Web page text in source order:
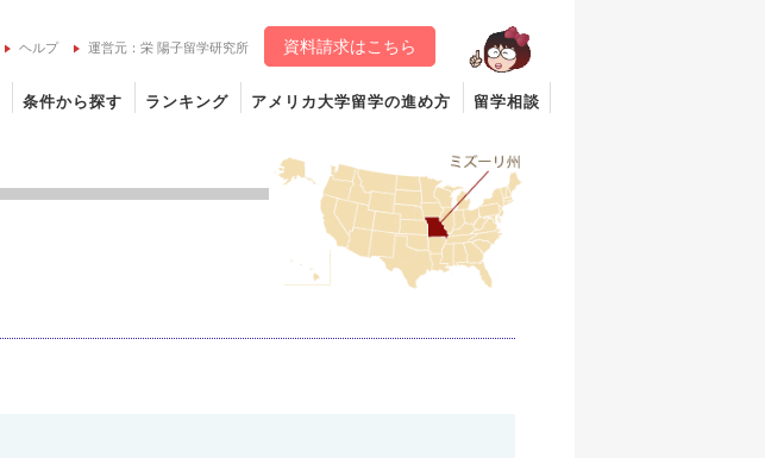
ヘルプ 運営元：栄 陽子留学研究所 資料請求はこちら
条件から探す ランキング アメリカ大学留学の進め方 留学相談